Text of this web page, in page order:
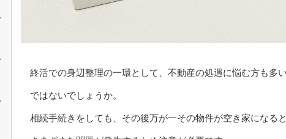
終活での身辺整理の一環として、不動産の処遇に悩む方も多
ではないでしょうか。
相続手続きをしても、その後万が一その物件が空き家になると